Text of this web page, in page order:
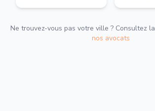
Ne trouvez-vous pas votre ville ? Consultez la
nos avocats